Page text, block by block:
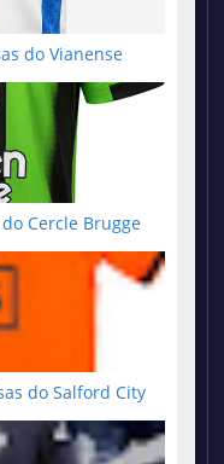
do Vianense
Cercle Brugge
do Salford City